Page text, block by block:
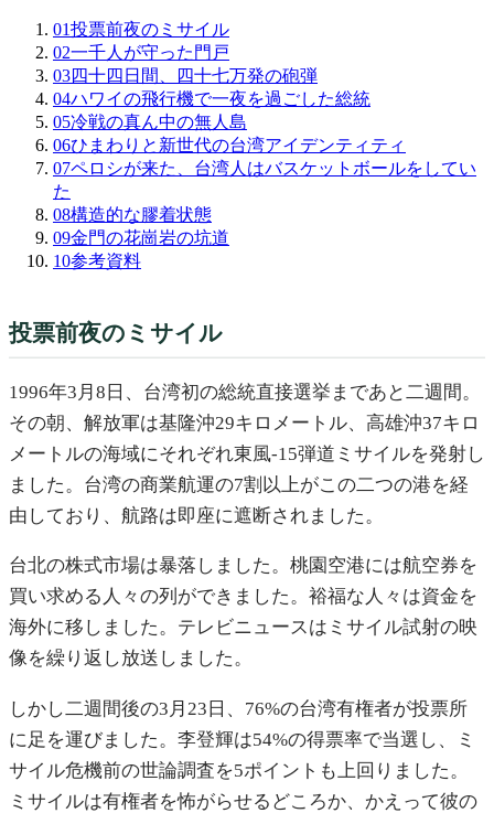
01投票前夜のミサイル
02一千人が守った門戸
03四十四日間、四十七万発の砲弾
04ハワイの飛行機で一夜を過ごした総統
05冷戦の真ん中の無人島
06ひまわりと新世代の台湾アイデンティティ
07ペロシが来た、台湾人はバスケットボールをしてい
た
08構造的な膠着状態
09金門の花崗岩の坑道
10参考資料
投票前夜のミサイル
1996年3月8日、台湾初の総統直接選挙まであと二週間。
その朝、解放軍は基隆沖29キロメートル、高雄沖37キロ
メートルの海域にそれぞれ東風-15弾道ミサイルを発射し
ました。台湾の商業航運の7割以上がこの二つの港を経
由しており、航路は即座に遮断されました。
台北の株式市場は暴落しました。桃園空港には航空券を
買い求める人々の列ができました。裕福な人々は資金を
海外に移しました。テレビニュースはミサイル試射の映
像を繰り返し放送しました。
しかし二週間後の3月23日、76%の台湾有権者が投票所
に足を運びました。李登輝は54%の得票率で当選し、ミ
サイル危機前の世論調査を5ポイントも上回りました。
ミサイルは有権者を怖がらせるどころか、かえって彼の